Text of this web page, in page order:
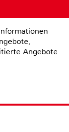
Angebote